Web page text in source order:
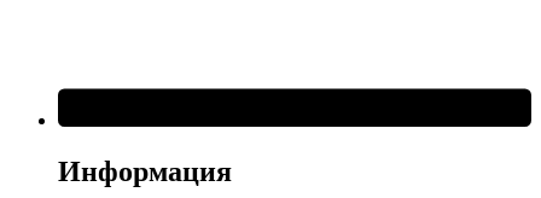
Информация